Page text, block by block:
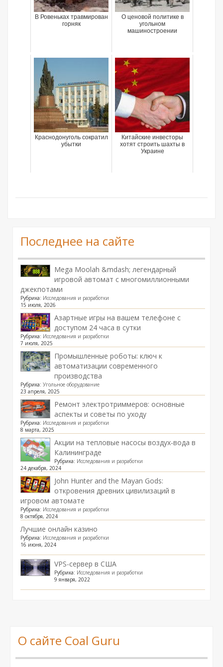
В Ровеньках травмирован
горняк
О ценовой политике в
угольном
машиностроении
Краснодонуголь сократил
убытки
Китайские инвесторы
хотят строить шахты в
Украине
Последнее на сайте
Mega Moolah &mdash; легендарный
игровой автомат с многомиллионными
джекпотами
Рубрика: Исследования и разработки
15 июля, 2026
Азартные игры на вашем телефоне с
доступом 24 часа в сутки
Рубрика: Исследования и разработки
7 июля, 2025
Промышленные роботы: ключ к
автоматизации современного
производства
Рубрика: Угольное оборудование
23 апреля, 2025
Ремонт электротриммеров: основные
аспекты и советы по уходу
Рубрика: Исследования и разработки
8 марта, 2025
Акции на тепловые насосы воздух-вода в
Калининграде
Рубрика: Исследования и разработки
24 декабря, 2024
John Hunter and the Mayan Gods:
откровения древних цивилизаций в
игровом автомате
Рубрика: Исследования и разработки
8 октября, 2024
Лучшие онлайн казино
Рубрика: Исследования и разработки
16 июня, 2024
VPS-сервер в США
Рубрика: Исследования и разработки
9 января, 2022
О сайте Coal Guru